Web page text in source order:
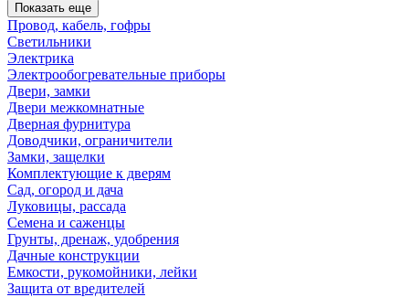
Показать еще
Провод, кабель, гофры
Светильники
Электрика
Электрообогревательные приборы
Двери, замки
Двери межкомнатные
Дверная фурнитура
Доводчики, ограничители
Замки, защелки
Комплектующие к дверям
Сад, огород и дача
Луковицы, рассада
Семена и саженцы
Грунты, дренаж, удобрения
Дачные конструкции
Емкости, рукомойники, лейки
Защита от вредителей